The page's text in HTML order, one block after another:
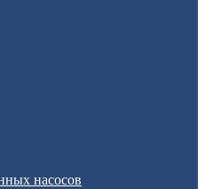
насосов